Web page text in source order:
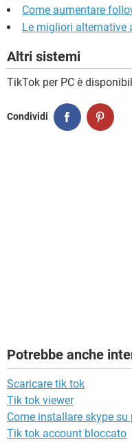
Come aumentare
Le migliori alternative
Altri sistemi
TikTok per PC è
Condividi
Potrebbe anche
Scaricare tik tok
Tik tok viewer
Come installare skype su
Tik tok account bloccato